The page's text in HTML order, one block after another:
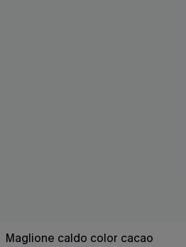
Maglione caldo color cacao